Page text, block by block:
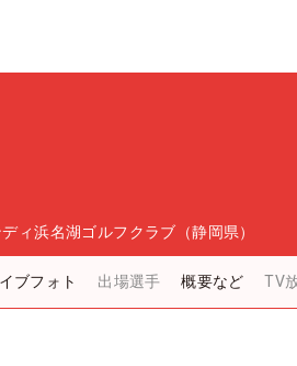
ィ浜名湖ゴルフクラブ（静岡県）
ブフォト 出場選手 概要など TV